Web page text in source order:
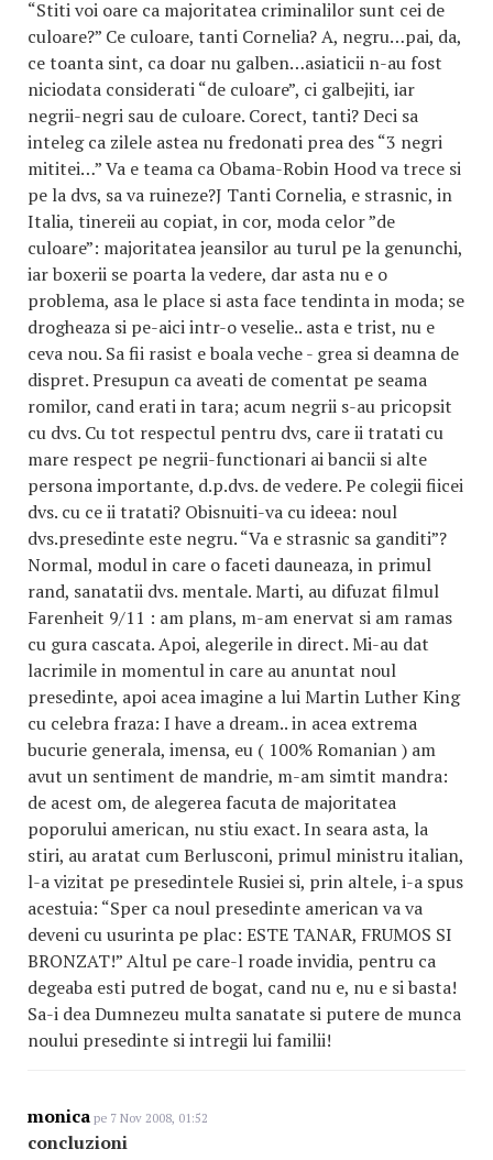
“Stiti voi oare ca majoritatea criminalilor sunt cei de
culoare?” Ce culoare, tanti Cornelia? A, negru…pai, da,
ce toanta sint, ca doar nu galben…asiaticii n-au fost
niciodata considerati “de culoare”, ci galbejiti, iar
negrii-negri sau de culoare. Corect, tanti? Deci sa
inteleg ca zilele astea nu fredonati prea des “3 negri
mititei…” Va e teama ca Obama-Robin Hood va trece si
pe la dvs, sa va ruineze?J Tanti Cornelia, e strasnic, in
Italia, tinereii au copiat, in cor, moda celor ”de
culoare”: majoritatea jeansilor au turul pe la genunchi,
iar boxerii se poarta la vedere, dar asta nu e o
problema, asa le place si asta face tendinta in moda; se
drogheaza si pe-aici intr-o veselie.. asta e trist, nu e
ceva nou. Sa fii rasist e boala veche - grea si deamna de
dispret. Presupun ca aveati de comentat pe seama
romilor, cand erati in tara; acum negrii s-au pricopsit
cu dvs. Cu tot respectul pentru dvs, care ii tratati cu
mare respect pe negrii-functionari ai bancii si alte
persona importante, d.p.dvs. de vedere. Pe colegii fiicei
dvs. cu ce ii tratati? Obisnuiti-va cu ideea: noul
dvs.presedinte este negru. “Va e strasnic sa ganditi”?
Normal, modul in care o faceti dauneaza, in primul
rand, sanatatii dvs. mentale. Marti, au difuzat filmul
Farenheit 9/11 : am plans, m-am enervat si am ramas
cu gura cascata. Apoi, alegerile in direct. Mi-au dat
lacrimile in momentul in care au anuntat noul
presedinte, apoi acea imagine a lui Martin Luther King
cu celebra fraza: I have a dream.. in acea extrema
bucurie generala, imensa, eu ( 100% Romanian ) am
avut un sentiment de mandrie, m-am simtit mandra:
de acest om, de alegerea facuta de majoritatea
poporului american, nu stiu exact. In seara asta, la
stiri, au aratat cum Berlusconi, primul ministru italian,
l-a vizitat pe presedintele Rusiei si, prin altele, i-a spus
acestuia: “Sper ca noul presedinte american va va
deveni cu usurinta pe plac: ESTE TANAR, FRUMOS SI
BRONZAT!” Altul pe care-l roade invidia, pentru ca
degeaba esti putred de bogat, cand nu e, nu e si basta!
Sa-i dea Dumnezeu multa sanatate si putere de munca
noului presedinte si intregii lui familii!
monica pe 7 Nov 2008, 01:52
concluzioni